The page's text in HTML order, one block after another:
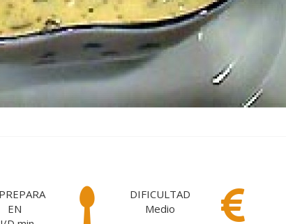
EN
DIFICULTAD
Medio